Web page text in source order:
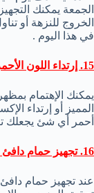
الجمعة يمكنك
الخروج للنزهة أو
في هذا اليوم .
15. إرتداء اللون الأحمر :
يمكنك الإهتمام
المميز أو إرتداء
أحمر أي شئ يجعلك
16. تجهيز حمام دافئ :
عند تجهيز حمام